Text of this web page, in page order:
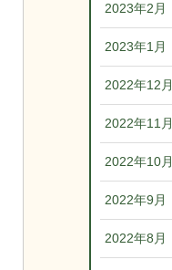
2023年2月
2023年1月
2022年12月
2022年11月
2022年10月
2022年9月
2022年8月